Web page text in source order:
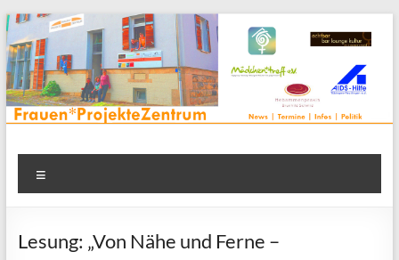
Zum
Inhalt
springen
Frauenprojektehaus wird
FrauenProjekteZentrum
Frauen* | Mädchen* | Projekte | Beratung | Veranstaltungen |
in einem Zentrum | Räume für alle | Projektarbeit | Begegnung
Lesung: „Von Nähe und Ferne –